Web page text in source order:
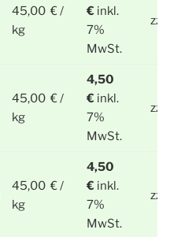
45,00 € /
kg
€ inkl.
7%
MwSt.
zzgl.
45,00 € /
kg
4,50
€ inkl.
7%
MwSt.
zzgl.
45,00 € /
kg
4,50
€ inkl.
7%
MwSt.
zzgl.